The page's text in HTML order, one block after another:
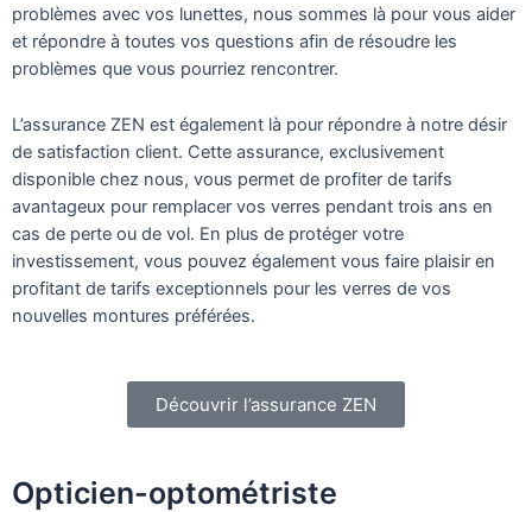
problèmes avec vos lunettes, nous sommes là pour vous aider
et répondre à toutes vos questions afin de résoudre les
problèmes que vous pourriez rencontrer.
L’assurance ZEN est également là pour répondre à notre désir
de satisfaction client. Cette assurance, exclusivement
disponible chez nous, vous permet de profiter de tarifs
avantageux pour remplacer vos verres pendant trois ans en
cas de perte ou de vol. En plus de protéger votre
investissement, vous pouvez également vous faire plaisir en
profitant de tarifs exceptionnels pour les verres de vos
nouvelles montures préférées.
Découvrir l’assurance ZEN
Opticien-optométriste